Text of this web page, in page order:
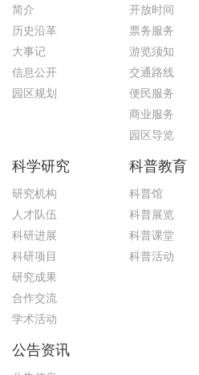
简介
历史沿革
大事记
信息公开
园区规划
开放时间
票务服务
游览须知
交通路线
便民服务
商业服务
园区导览
科学研究
研究机构
人才队伍
科研进展
科研项目
研究成果
合作交流
学术活动
科普教育
科普馆
科普展览
科普课堂
科普活动
公告资讯